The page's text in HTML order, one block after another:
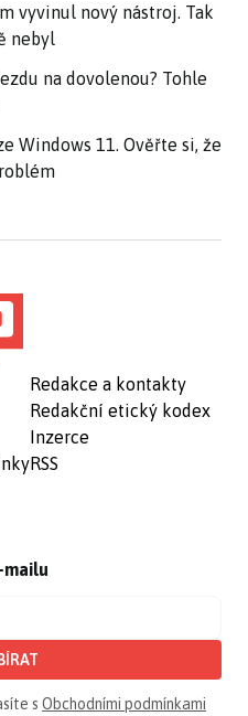
vyvinul nový nástroj. Tak
nebyl
na dovolenou? Tohle
Windows 11. Ověřte si, že
Redakce a kontakty
Redakční etický kodex
Inzerce
RSS
s Obchodními podmínkami